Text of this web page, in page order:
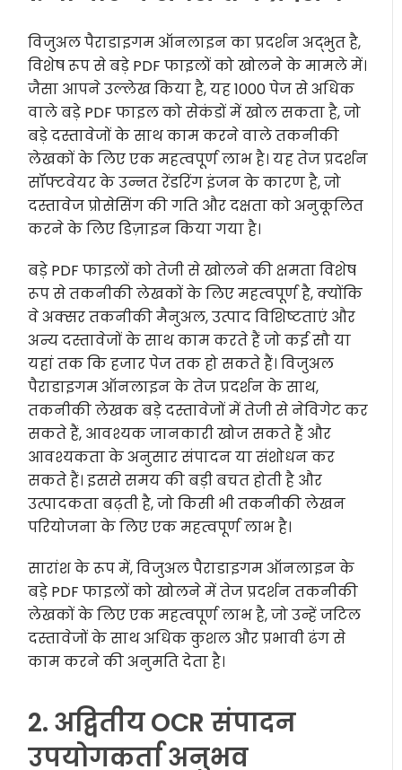
विजुअल पैराडाइगम ऑनलाइन का प्रदर्शन अद्भुत है,
विशेष रूप से बड़े PDF फाइलों को खोलने के मामले में।
जैसा आपने उल्लेख किया है, यह 1000 पेज से अधिक
वाले बड़े PDF फाइल को सेकंडों में खोल सकता है, जो
बड़े दस्तावेजों के साथ काम करने वाले तकनीकी
लेखकों के लिए एक महत्वपूर्ण लाभ है। यह तेज प्रदर्शन
सॉफ्टवेयर के उन्नत रेंडरिंग इंजन के कारण है, जो
दस्तावेज प्रोसेसिंग की गति और दक्षता को अनुकूलित
करने के लिए डिज़ाइन किया गया है।
बड़े PDF फाइलों को तेजी से खोलने की क्षमता विशेष
रूप से तकनीकी लेखकों के लिए महत्वपूर्ण है, क्योंकि
वे अक्सर तकनीकी मैनुअल, उत्पाद विशिष्टताएं और
अन्य दस्तावेजों के साथ काम करते हैं जो कई सौ या
यहां तक कि हजार पेज तक हो सकते हैं। विजुअल
पैराडाइगम ऑनलाइन के तेज प्रदर्शन के साथ,
तकनीकी लेखक बड़े दस्तावेजों में तेजी से नेविगेट कर
सकते हैं, आवश्यक जानकारी खोज सकते हैं और
आवश्यकता के अनुसार संपादन या संशोधन कर
सकते हैं। इससे समय की बड़ी बचत होती है और
उत्पादकता बढ़ती है, जो किसी भी तकनीकी लेखन
परियोजना के लिए एक महत्वपूर्ण लाभ है।
सारांश के रूप में, विजुअल पैराडाइगम ऑनलाइन के
बड़े PDF फाइलों को खोलने में तेज प्रदर्शन तकनीकी
लेखकों के लिए एक महत्वपूर्ण लाभ है, जो उन्हें जटिल
दस्तावेजों के साथ अधिक कुशल और प्रभावी ढंग से
काम करने की अनुमति देता है।
2. अद्वितीय OCR संपादन
उपयोगकर्ता अनुभव